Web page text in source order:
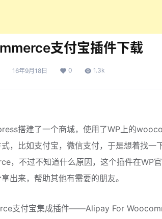
支付宝插件下载
16年9月18日 0 1.3k
搭建了一个商城，使用了WP上的
，比如支付宝，微信支付，于是想着找
，不过不知道什么原因，这个插件在WP
出来，帮助其他有需要的朋友。
支付宝集成插件——Alipay For